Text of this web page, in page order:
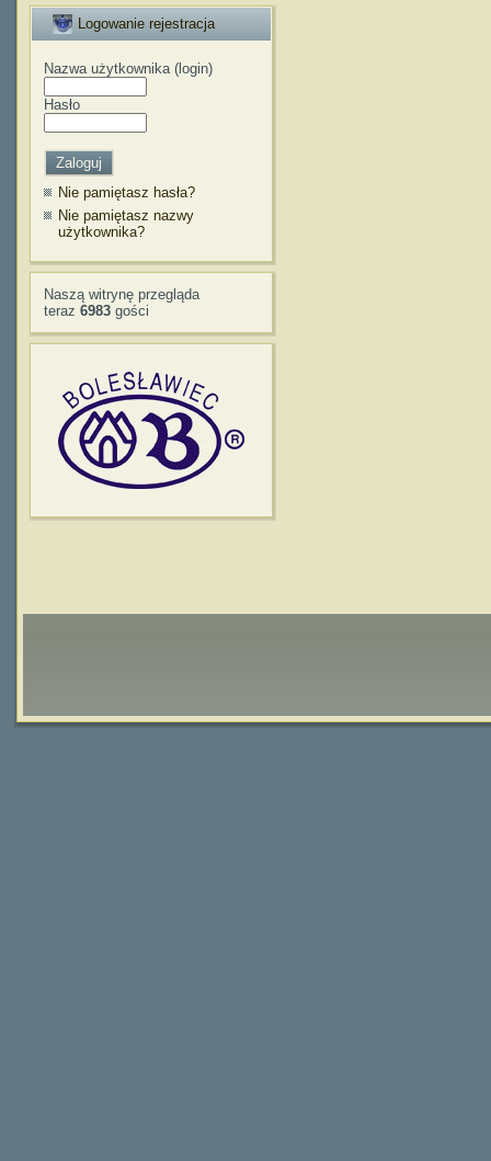
Logowanie rejestracja
Nazwa użytkownika (login)
Hasło
Nie pamiętasz hasła?
Nie pamiętasz nazwy
użytkownika?
Naszą witrynę przegląda
teraz 6983 gości